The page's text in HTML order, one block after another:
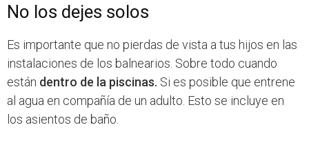
No los dejes solos
Es importante que no pierdas de vista a tus hijos en las
instalaciones de los balnearios. Sobre todo cuando
están dentro de la piscinas. Si es posible que entrene
al agua en compañía de un adulto. Esto se incluye en
los asientos de baño.